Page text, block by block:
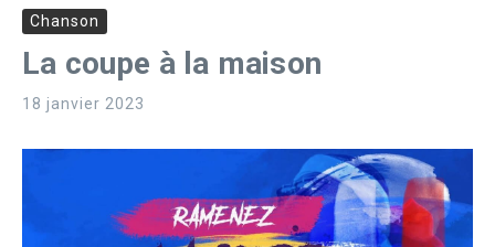
Chanson
La coupe à la maison
18 janvier 2023